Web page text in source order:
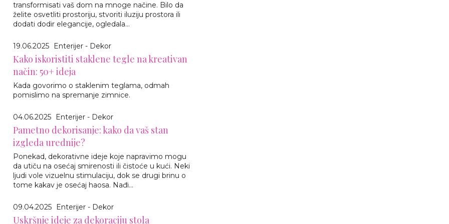
transformisati vaš dom na mnoge načine. Bilo da
želite osvetliti prostoriju, stvoriti iluziju prostora ili
dodati dodir elegancije, ogledala...
19.06.2025 Enterijer - Dekor
Kako iskoristiti staklene tegle na kreativan
način: 50+ ideja
Kada govorimo o staklenim teglama, odmah
pomislimo na spremanje zimnice.
04.06.2025 Enterijer - Dekor
Pametno dekorisanje: kako da vaš stan
izgleda urednije?
Ponekad, dekorativne ideje koje napravimo mogu
da utiču na osećaj smirenosti ili čistoće u kući. Neki
ljudi vole vizuelnu stimulaciju, dok se drugi brinu o
tome kakav je osećaj haosa. Nađi...
09.04.2025 Enterijer - Dekor
Uskršnje ideje za dekoraciju stola